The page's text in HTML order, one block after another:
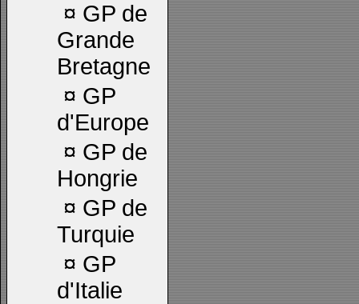
¤ GP de
Grande
Bretagne
¤ GP
d'Europe
¤ GP de
Hongrie
¤ GP de
Turquie
¤ GP
d'Italie